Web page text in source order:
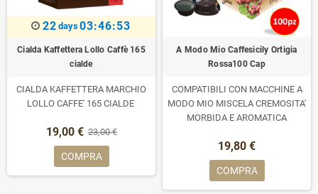
22 days03:46:52
Cialda Kaffettera Lollo Caffè 165
cialde
CIALDA KAFFETTERA MARCHIO
LOLLO CAFFE' 165 CIALDE
19,00 € 23,00 €
COMPRA
A Modo Mio Caffesicily Ortigia
Rossa100 Cap
COMPATIBILI CON MACCHINE A
MODO MIO MISCELA CREMOSITA'
MORBIDA E AROMATICA
19,80 €
COMPRA